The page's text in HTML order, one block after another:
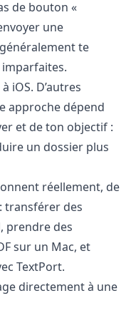
de bouton «
une
te
iOS. D’autres
approche dépend
et de ton objectif :
un dossier plus
réellement, de
transférer des
prendre des
sur un Mac, et
TextPort.
directement à une